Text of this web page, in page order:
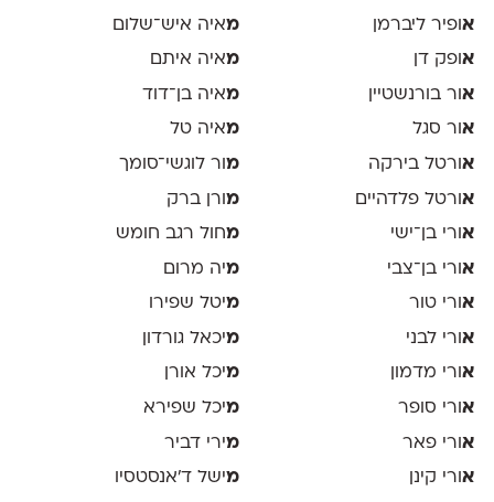
אופיר ליברמן
אופק דן
אור בורנשטיין
אור סגל
אורטל בירקה
אורטל פלדהיים
אורי בן־ישי
אורי בן־צבי
אורי טור
אורי לבני
אורי מדמון
אורי סופר
אורי פאר
אורי קינן
מאיה איש־שלום
מאיה איתם
מאיה בן־דוד
מאיה טל
מ ור לוגשי־סומך
מורן ברק
מחול רגב חומש
מיה מרום
מיטל שפירו
מיכאל גורדון
מיכל אורן
מיכל שפירא
מירי דביר
מישל ד׳אנסטסיו